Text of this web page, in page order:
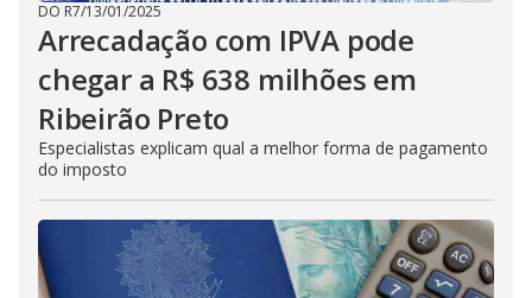
DO R7/13/01/2025
Arrecadação com IPVA pode
chegar a R$ 638 milhões em
Ribeirão Preto
Especialistas explicam qual a melhor forma de pagamento
do imposto